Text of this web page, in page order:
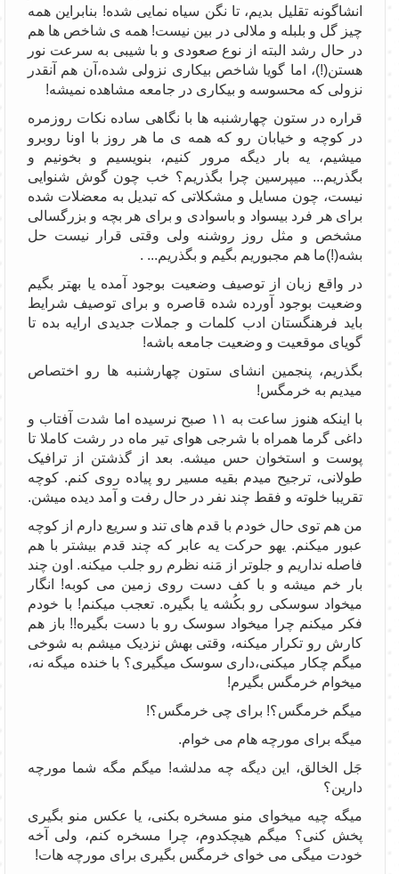
انشاگونه تقلیل بدیم، تا نگن سیاه نمایی شده! بنابراین همه
چیز گل و بلبله و ملالی در بین نیست! همه ی شاخص ها هم
در حال رشد البته از نوع صعودی و با شیبی به سرعت نور
هستن(!)، اما گویا شاخص بیکاری نزولی شده،آن هم آنقدر
نزولی که محسوسه و بیکاری در جامعه مشاهده نمیشه!
قراره در ستون چهارشنبه ها با نگاهی ساده نکات روزمره
در کوچه و خیابان رو که همه ی ما هر روز با اونا روبرو
میشیم، یه بار دیگه مرور کنیم، بنویسیم و بخونیم و
بگذریم... میپرسین چرا بگذریم؟ خب چون گوش شنوایی
نیست، چون مسایل و مشکلاتی که تبدیل به معضلات شده
برای هر فرد بیسواد و باسوادی و برای هر بچه و بزرگسالی
مشخص و مثل روز روشنه ولی وقتی قرار نیست حل
بشه(!)ما هم مجبوریم بگیم و بگذریم... .
در واقع زبان از توصیف وضعیت بوجود آمده یا بهتر بگیم
وضعیت بوجود آورده شده قاصره و برای توصیف شرایط
باید فرهنگستان ادب کلمات و جملات جدیدی ارایه بده تا
گویای موقعیت و وضعیت جامعه باشه!
بگذریم، پنجمین انشای ستون چهارشنبه ها رو اختصاص
میدیم به خرمگس!
با اینکه هنوز ساعت به ۱۱ صبح نرسیده اما شدت آفتاب و
داغی گرما همراه با شرجی هوای تیر ماه در رشت کاملا تا
پوست و استخوان حس میشه. بعد از گذشتن از ترافیک
طولانی، ترجیح میدم بقیه مسیر رو پیاده روی کنم. کوچه
تقریبا خلوته و فقط چند نفر در حال رفت و آمد دیده میشن.
من هم توی حال خودم با قدم های تند و سریع دارم از کوچه
عبور میکنم. یهو حرکت یه عابر که چند قدم بیشتر با هم
فاصله نداریم و جلوتر از مَنه نظرم رو جلب میکنه. اون چند
بار خم میشه و با کف دست روی زمین می کوبه! انگار
میخواد سوسکی رو بکُشه یا بگیره. تعجب میکنم! با خودم
فکر میکنم چرا میخواد سوسک رو با دست بگیره!! باز هم
کارش رو تکرار میکنه، وقتی بهش نزدیک میشم به شوخی
میگم چکار میکنی،داری سوسک میگیری؟ با خنده میگه نه،
میخوام خرمگس بگیرم!
میگم خرمگس؟! برای چی خرمگس؟!
میگه برای مورچه هام می خوام.
جَل الخالق، این دیگه چه مدلشه! میگم مگه شما مورچه
دارین؟
میگه چیه میخوای منو مسخره بکنی، یا عکس منو بگیری
پخش کنی؟ میگم هیچکدوم، چرا مسخره کنم، ولی آخه
خودت میگی می خوای خرمگس بگیری برای مورچه هات!